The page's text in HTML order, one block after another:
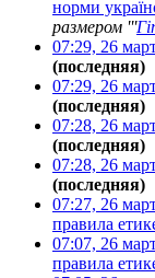
норми
размером '''
07:29, 26
(последняя)
07:29, 26
(последняя)
07:28, 26
(последняя)
07:28, 26
(последняя)
07:27, 26
правила
07:07, 26
правила